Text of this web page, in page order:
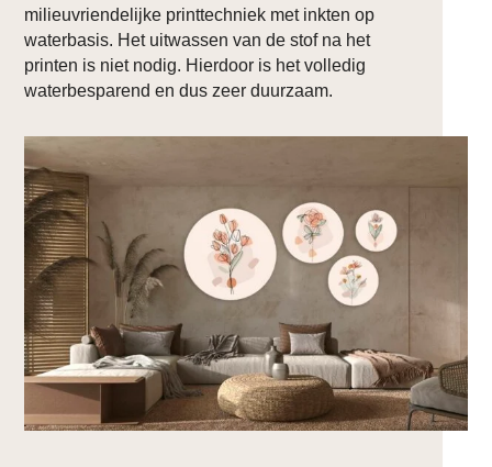
milieuvriendelijke printtechniek met inkten op
waterbasis. Het uitwassen van de stof na het
printen is niet nodig. Hierdoor is het volledig
waterbesparend en dus zeer duurzaam.